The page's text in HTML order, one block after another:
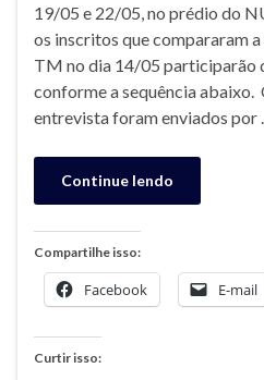
19/05 e 22/05, no prédio do
os inscritos que compararam
TM no dia 14/05 participarão
conforme a sequência abaixo.
entrevista foram enviados por …
Continue lendo
Compartilhe isso:
Facebook E-mail
Curtir isso: